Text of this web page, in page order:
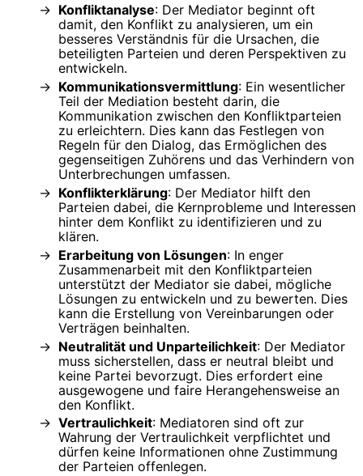
Konfliktanalyse: Der Mediator beginnt oft
damit, den Konflikt zu analysieren, um ein
besseres Verständnis für die Ursachen, die
beteiligten Parteien und deren Perspektiven zu
entwickeln.
Kommunikationsvermittlung: Ein wesentlicher
Teil der Mediation besteht darin, die
Kommunikation zwischen den Konfliktparteien
zu erleichtern. Dies kann das Festlegen von
Regeln für den Dialog, das Ermöglichen des
gegenseitigen Zuhörens und das Verhindern von
Unterbrechungen umfassen.
Konflikterklärung: Der Mediator hilft den
Parteien dabei, die Kernprobleme und Interessen
hinter dem Konflikt zu identifizieren und zu
klären.
Erarbeitung von Lösungen: In enger
Zusammenarbeit mit den Konfliktparteien
unterstützt der Mediator sie dabei, mögliche
Lösungen zu entwickeln und zu bewerten. Dies
kann die Erstellung von Vereinbarungen oder
Verträgen beinhalten.
Neutralität und Unparteilichkeit: Der Mediator
muss sicherstellen, dass er neutral bleibt und
keine Partei bevorzugt. Dies erfordert eine
ausgewogene und faire Herangehensweise an
den Konflikt.
Vertraulichkeit: Mediatoren sind oft zur
Wahrung der Vertraulichkeit verpflichtet und
dürfen keine Informationen ohne Zustimmung
der Parteien offenlegen.